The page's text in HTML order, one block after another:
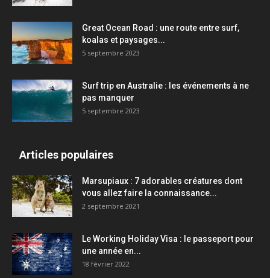
Great Ocean Road : une route entre surf,
koalas et paysages...
5 septembre 2023
Surf trip en Australie : les événements à ne
pas manquer
5 septembre 2023
Articles populaires
Marsupiaux : 7 adorables créatures dont
vous allez faire la connaissance...
2 septembre 2021
Le Working Holiday Visa : le passeport pour
une année en...
18 février 2022